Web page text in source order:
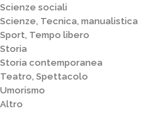
Scienze sociali
Scienze, Tecnica, manualistica
Sport, Tempo libero
Storia
Storia contemporanea
Teatro, Spettacolo
Umorismo
Altro